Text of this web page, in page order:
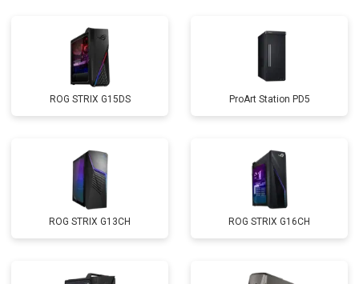
ROG STRIX G15DS ProArt Station PD5
ROG STRIX G13CH ROG STRIX G16CH